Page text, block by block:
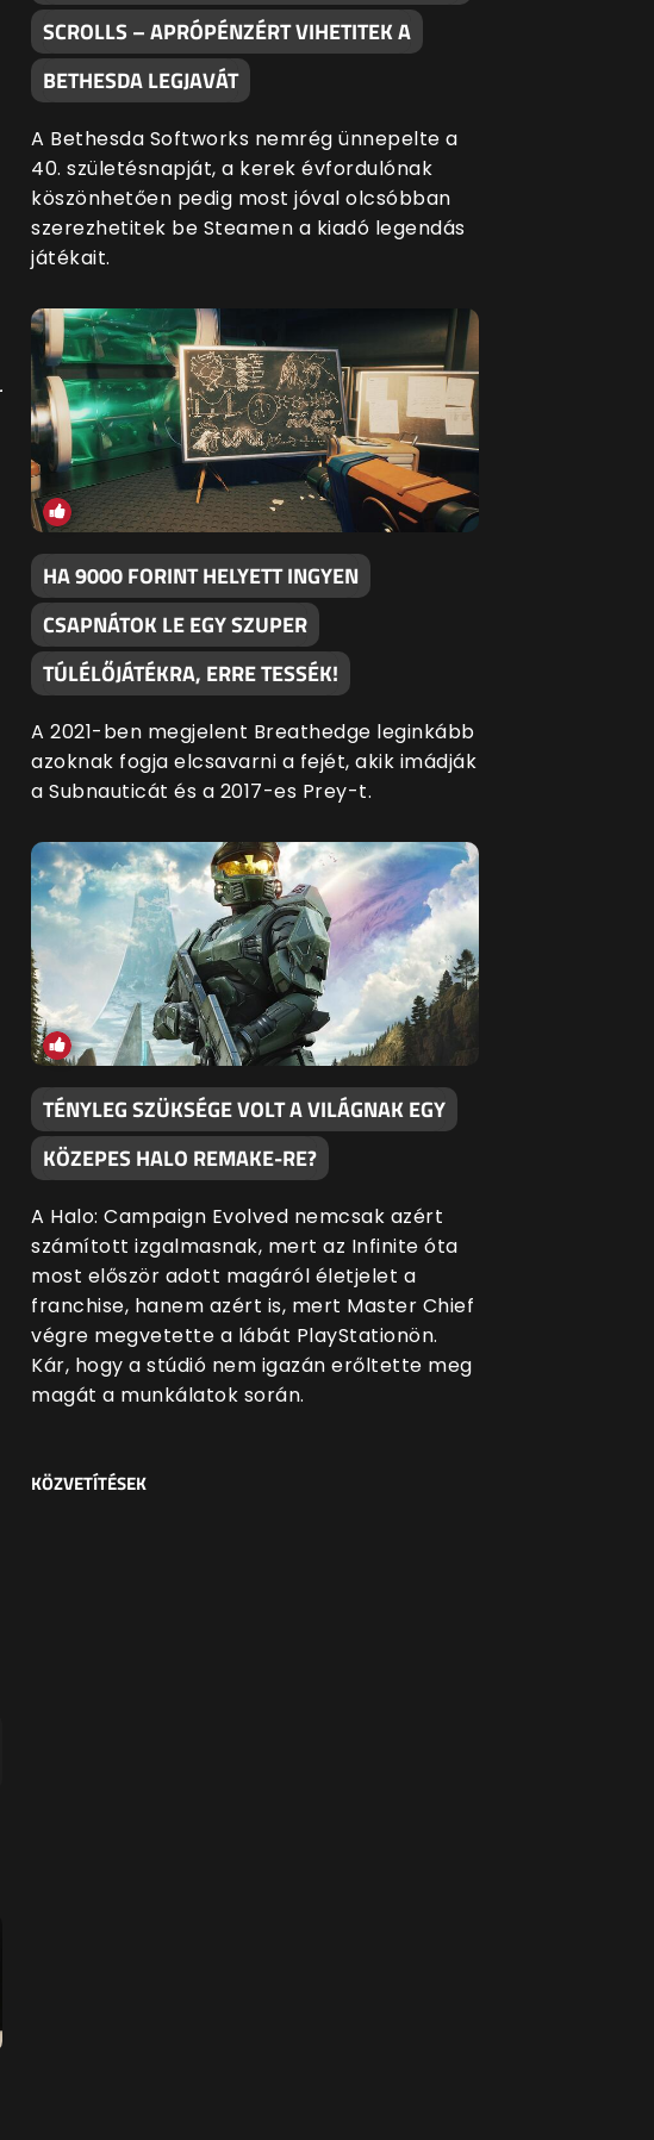
SCROLLS – APRÓPÉNZÉRT VIHETITEK A
BETHESDA LEGJAVÁT
A Bethesda Softworks nemrég ünnepelte a
40. születésnapját, a kerek évfordulónak
köszönhetően pedig most jóval olcsóbban
szerezhetitek be Steamen a kiadó legendás
játékait.
HA 9000 FORINT HELYETT INGYEN
CSAPNÁTOK LE EGY SZUPER
TÚLÉLŐJÁTÉKRA, ERRE TESSÉK!
A 2021-ben megjelent Breathedge leginkább
azoknak fogja elcsavarni a fejét, akik imádják
a Subnauticát és a 2017-es Prey-t.
TÉNYLEG SZÜKSÉGE VOLT A VILÁGNAK EGY
KÖZEPES HALO REMAKE-RE?
A Halo: Campaign Evolved nemcsak azért
számított izgalmasnak, mert az Infinite óta
most először adott magáról életjelet a
franchise, hanem azért is, mert Master Chief
végre megvetette a lábát PlayStationön.
Kár, hogy a stúdió nem igazán erőltette meg
magát a munkálatok során.
KÖZVETÍTÉSEK